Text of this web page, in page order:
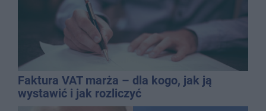
Faktura VAT marża – dla kogo, jak ją
wystawić i jak rozliczyć